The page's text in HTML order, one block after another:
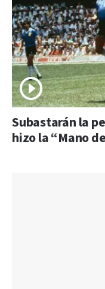
Subastarán la
hizo la “Mano